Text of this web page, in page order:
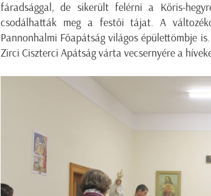
fáradsággal, de sikerült felérni a Kőris-
csodálhatták meg a festői tájat. A
Pannonhalmi Főapátság világos épülettömbje
Zirci Ciszterci Apátság várta vecsernyére a